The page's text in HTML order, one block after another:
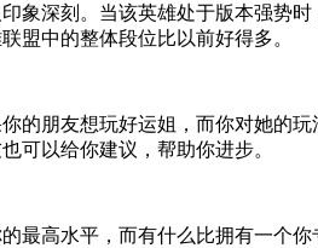
象深刻。当该英雄处于版本强势
盟中的整体段位比以前好得多。
朋友想玩好运姐，而你对她的
可以给你建议，帮助你进步。
最高水平，而有什么比拥有一个